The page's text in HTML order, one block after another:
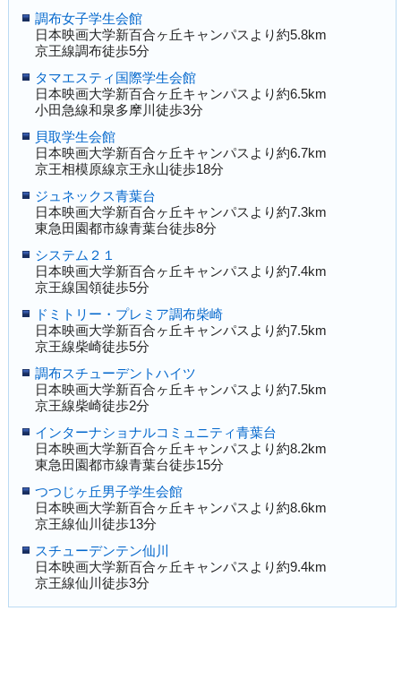
調布女子学生会館
日本映画大学新百合ヶ丘キャンパスより約5.8km
京王線調布徒歩5分
タマエスティ国際学生会館
日本映画大学新百合ヶ丘キャンパスより約6.5km
小田急線和泉多摩川徒歩3分
貝取学生会館
日本映画大学新百合ヶ丘キャンパスより約6.7km
京王相模原線京王永山徒歩18分
ジュネックス青葉台
日本映画大学新百合ヶ丘キャンパスより約7.3km
東急田園都市線青葉台徒歩8分
システム２１
日本映画大学新百合ヶ丘キャンパスより約7.4km
京王線国領徒歩5分
ドミトリー・プレミア調布柴崎
日本映画大学新百合ヶ丘キャンパスより約7.5km
京王線柴崎徒歩5分
調布スチューデントハイツ
日本映画大学新百合ヶ丘キャンパスより約7.5km
京王線柴崎徒歩2分
インターナショナルコミュニティ青葉台
日本映画大学新百合ヶ丘キャンパスより約8.2km
東急田園都市線青葉台徒歩15分
つつじヶ丘男子学生会館
日本映画大学新百合ヶ丘キャンパスより約8.6km
京王線仙川徒歩13分
スチューデンテン仙川
日本映画大学新百合ヶ丘キャンパスより約9.4km
京王線仙川徒歩3分